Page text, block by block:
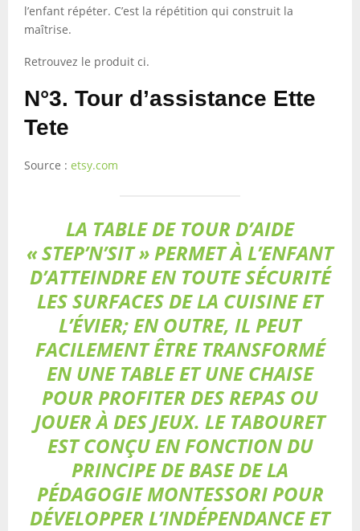
l’enfant répéter. C’est la répétition qui construit la
maîtrise.
Retrouvez le produit ci.
N°3. Tour d’assistance Ette
Tete
Source : etsy.com
LA TABLE DE TOUR D’AIDE
« STEP’N’SIT » PERMET À L’ENFANT
D’ATTEINDRE EN TOUTE SÉCURITÉ
LES SURFACES DE LA CUISINE ET
L’ÉVIER; EN OUTRE, IL PEUT
FACILEMENT ÊTRE TRANSFORMÉ
EN UNE TABLE ET UNE CHAISE
POUR PROFITER DES REPAS OU
JOUER À DES JEUX. LE TABOURET
EST CONÇU EN FONCTION DU
PRINCIPE DE BASE DE LA
PÉDAGOGIE MONTESSORI POUR
DÉVELOPPER L’INDÉPENDANCE ET